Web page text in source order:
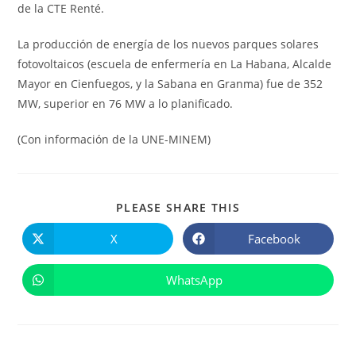
de la CTE Renté.
La producción de energía de los nuevos parques solares
fotovoltaicos (escuela de enfermería en La Habana, Alcalde
Mayor en Cienfuegos, y la Sabana en Granma) fue de 352
MW, superior en 76 MW a lo planificado.
(Con información de la UNE-MINEM)
PLEASE SHARE THIS
abre
en
ventana
X Se
abre
en
ventana
Facebook
Se
abre
WhatsApp